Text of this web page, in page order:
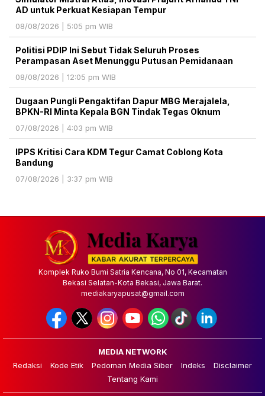
AD untuk Perkuat Kesiapan Tempur
08/08/2026 | 5:05 pm WIB
Politisi PDIP Ini Sebut Tidak Seluruh Proses
Perampasan Aset Menunggu Putusan Pemidanaan
08/08/2026 | 12:05 pm WIB
Dugaan Pungli Pengaktifan Dapur MBG Merajalela,
BPKN-RI Minta Kepala BGN Tindak Tegas Oknum
07/08/2026 | 4:03 pm WIB
IPPS Kritisi Cara KDM Tegur Camat Coblong Kota
Bandung
07/08/2026 | 3:37 pm WIB
Komplek Ruko Bumi Satria Kencana, No 01, Kecamatan
Bekasi Selatan-Kota Bekasi, Jawa Barat.
mediakaryapusat@gmail.com
MEDIA NETWORK
Redaksi
Kode Etik Pedoman Media Siber Indeks
Disclaimer
Tentang Kami